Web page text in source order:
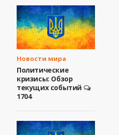
Новости мира
Политические
кризисы: Обзор
текущих событий
1704